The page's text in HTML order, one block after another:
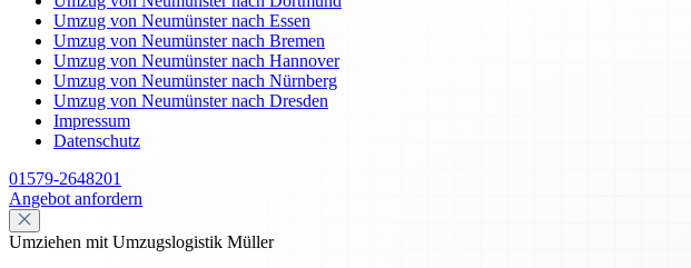
Umzug von Neumünster nach Essen
Umzug von Neumünster nach Bremen
Umzug von Neumünster nach Hannover
Umzug von Neumünster nach Nürnberg
Umzug von Neumünster nach Dresden
Impressum
Datenschutz
01579-2648201
Angebot anfordern
Umziehen mit Umzugslogistik Müller